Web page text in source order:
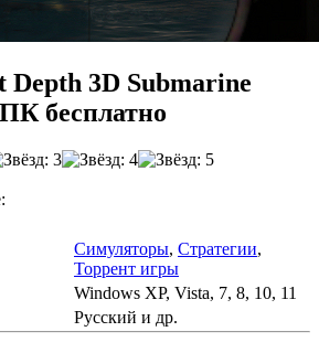
Depth 3D Submarine
бесплатно
Симуляторы, Стратегии,
Торрент игры
Windows XP, Vista, 7, 8, 10, 11
Русский и др.